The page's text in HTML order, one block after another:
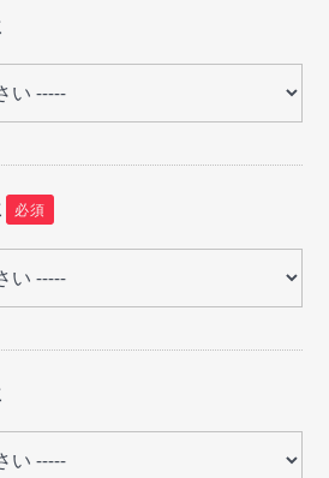
必須